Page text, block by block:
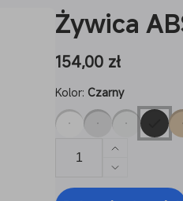
Żywica
Cena
regularna
154,00 zł
Kolor: Czarny
Zwiększ
ilość
dla
Zmniejsz
ilość